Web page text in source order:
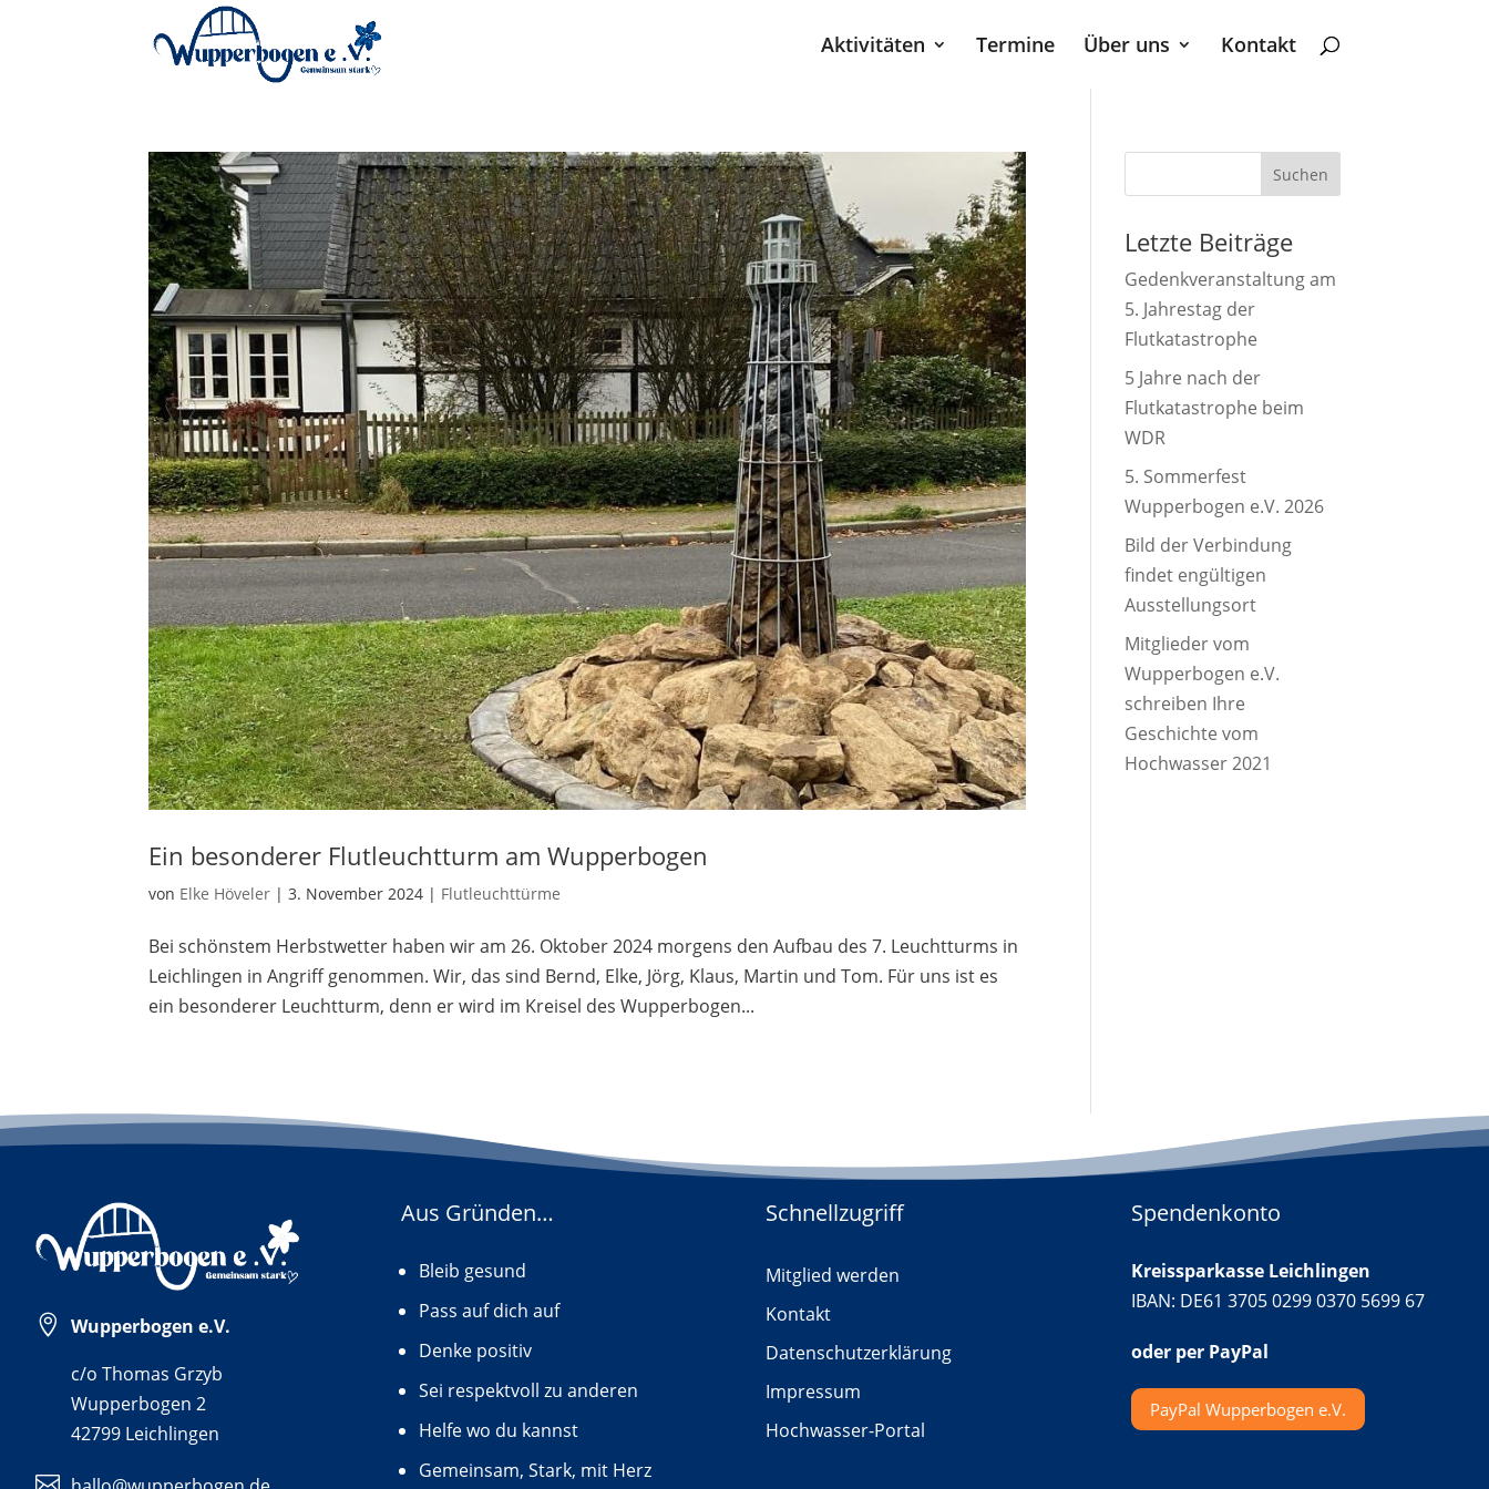
Aktivitäten Termine Über uns Kontakt
Ein besonderer Flutleuchtturm am Wupperbogen
von Elke Höveler |3. November 2024 | Flutleuchttürme
Bei schönstem Herbstwetter haben wir am 26. Oktober 2024 morgens den Aufbau des 7. Leuchtturms in
Leichlingen in Angriff genommen. Wir, das sind Bernd, Elke, Jörg, Klaus, Martin und Tom. Für uns ist es
ein besonderer Leuchtturm, denn er wird im Kreisel des Wupperbogen...
Suchen
Letzte Beiträge
Gedenkveranstaltung am
5. Jahrestag der
Flutkatastrophe
5 Jahre nach der
Flutkatastrophe beim
WDR
5. Sommerfest
Wupperbogen e.V. 2026
Bild der Verbindung
findet engültigen
Ausstellungsort
Mitglieder vom
Wupperbogen e.V.
schreiben Ihre
Geschichte vom
Hochwasser 2021
 Wupperbogen e.V.
c/o Thomas Grzyb
Wupperbogen 2
42799 Leichlingen

Aus Gründen…
Bleib gesund
Pass auf dich auf
Denke positiv
Sei respektvoll zu anderen
Helfe wo du kannst
Gemeinsam, Stark, mit Herz
Schnellzugriff
Mitglied werden
Kontakt
Datenschutzerklärung
Impressum
Hochwasser-Portal
Spendenkonto
Kreissparkasse Leichlingen
IBAN: DE61 3705 0299 0370 5699 67
oder per PayPal
PayPal Wupperbogen e.V.